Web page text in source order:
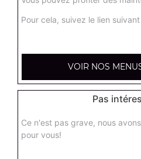
8.90€
Pour cela, suivez le lien suivant
VOIR NOS
Pas
Ce n'est pas grave, nous
pour vous!